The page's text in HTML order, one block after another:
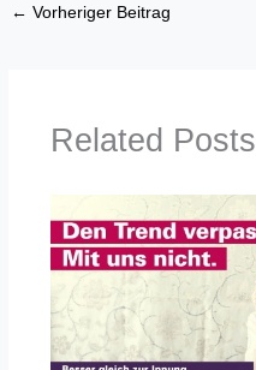
← Vorheriger Beitrag
Related Posts